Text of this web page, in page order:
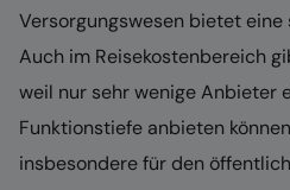
Versorgungswesen bietet
Auch im Reisekostenbereich
weil nur sehr wenige Anbieter
Funktionstiefe anbieten
insbesondere für den